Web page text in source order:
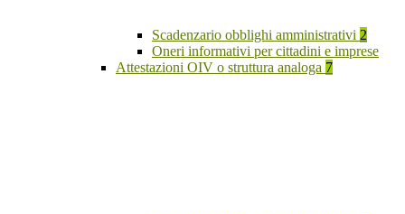
Scadenzario obblighi amministrativi 2
Oneri informativi per cittadini e imprese
Attestazioni OIV o struttura analoga 7